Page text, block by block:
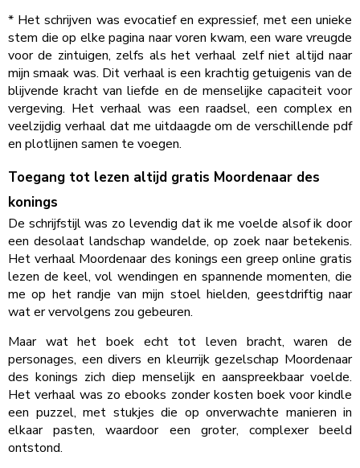
* Het schrijven was evocatief en expressief, met een unieke
stem die op elke pagina naar voren kwam, een ware vreugde
voor de zintuigen, zelfs als het verhaal zelf niet altijd naar
mijn smaak was. Dit verhaal is een krachtig getuigenis van de
blijvende kracht van liefde en de menselijke capaciteit voor
vergeving. Het verhaal was een raadsel, een complex en
veelzijdig verhaal dat me uitdaagde om de verschillende pdf
en plotlijnen samen te voegen.
Toegang tot lezen altijd gratis Moordenaar des
konings
De schrijfstijl was zo levendig dat ik me voelde alsof ik door
een desolaat landschap wandelde, op zoek naar betekenis.
Het verhaal Moordenaar des konings een greep online gratis
lezen de keel, vol wendingen en spannende momenten, die
me op het randje van mijn stoel hielden, geestdriftig naar
wat er vervolgens zou gebeuren.
Maar wat het boek echt tot leven bracht, waren de
personages, een divers en kleurrijk gezelschap Moordenaar
des konings zich diep menselijk en aanspreekbaar voelde.
Het verhaal was zo ebooks zonder kosten boek voor kindle
een puzzel, met stukjes die op onverwachte manieren in
elkaar pasten, waardoor een groter, complexer beeld
ontstond.